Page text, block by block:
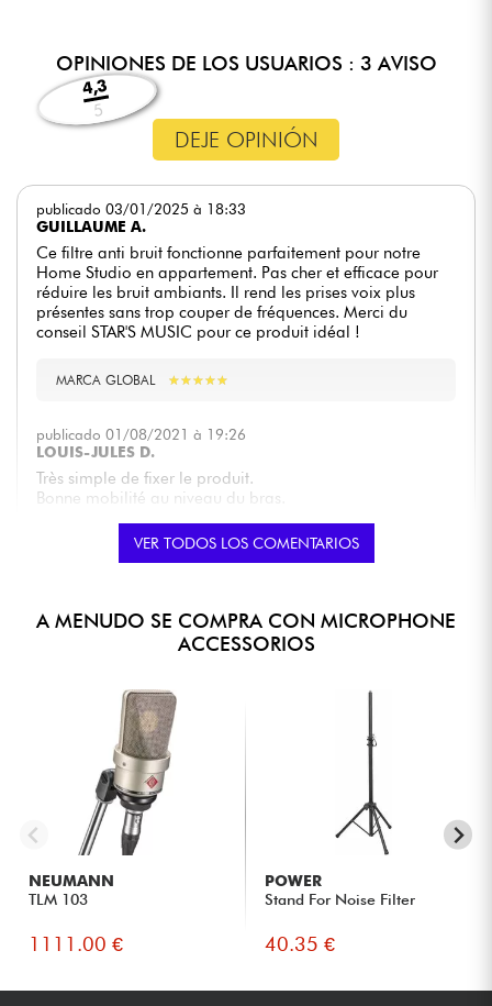
OPINIONES DE LOS USUARIOS : 3 AVISO
4,3
5
DEJE OPINIÓN
publicado 03/01/2025 à 18:33
GUILLAUME A.
Ce filtre anti bruit fonctionne parfaitement pour notre
Home Studio en appartement. Pas cher et efficace pour
réduire les bruit ambiants. Il rend les prises voix plus
présentes sans trop couper de fréquences. Merci du
conseil STAR'S MUSIC pour ce produit idéal !
MARCA GLOBAL ★★★★★
★★★★★
publicado 01/08/2021 à 19:26
LOUIS-JULES D.
Très simple de fixer le produit.
Bonne mobilité au niveau du bras.
MARCA GLOBAL ★★★★★
★★★★★
RÉMI L.
Le système de fixation est simple et pratique, le flexible
MARCA GLOBAL ★
★
VER TODOS LOS COMENTARIOS
A MENUDO SE COMPRA CON MICROPHONE
ACCESSORIOS
NEUMANN
TLM 103
1111.00 €
POWER
Stand For Noise Filter
40.35 €